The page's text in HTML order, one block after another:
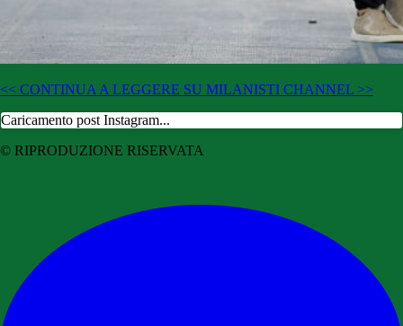
<< CONTINUA A LEGGERE SU MILANISTI CHANNEL >>
Caricamento post Instagram...
© RIPRODUZIONE RISERVATA